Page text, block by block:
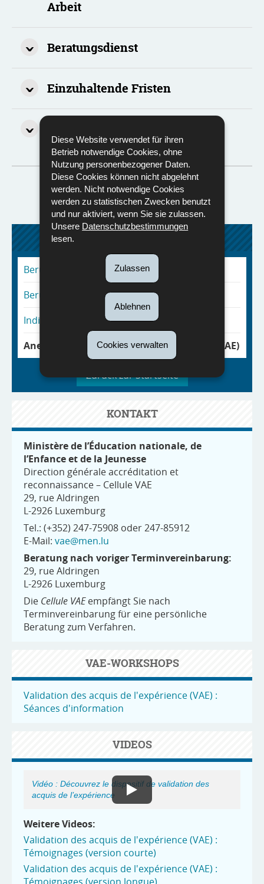
Diese Website verwendet für ihren
Betrieb notwendige Cookies, ohne
Nutzung personenbezogener Daten.
Diese Cookies können nicht abgelehnt
werden. Nicht notwendige Cookies
werden zu statistischen Zwecken benutzt
und nur aktiviert, wenn Sie sie zulassen.
Unsere Datenschutzbestimmungen
lesen.
Zulassen
Ablehnen
Cookies verwalten
Arbeit
Beratungsdienst
Einzuhaltende Fristen
und die Beschlüsse
Alles anzeigen
Berufliche Grund- und Erstausbildung
Berufliche Weiterbildung
Individueller Bildungsurlaub
Anerkennung erworbener Kompetenzen (VAE)
Zurück zur Startseite
KONTAKT
Ministère de l’Éducation nationale, de
l’Enfance et de la Jeunesse
Direction générale accréditation et
reconnaissance – Cellule VAE
29, rue Aldringen
L-2926 Luxemburg
Tel.: (+352) 247-75908 oder 247-85912
E-Mail: vae@men.lu
Beratung nach voriger Terminvereinbarung:
29, rue Aldringen
L-2926 Luxemburg
Die Cellule VAEempfängt Sie nach
Terminvereinbarung für eine persönliche
Beratung zum Verfahren.
VAE-WORKSHOPS
Validation des acquis de l'expérience (VAE) :
Séances d'information
VIDEOS
Vidéo : Découvrez le dispositif de validation des
acquis de l’expérience
Weitere Videos:
Validation des acquis de l'expérience (VAE) :
Témoignages (version courte)
Validation des acquis de l'expérience (VAE) :
Témoignages (version longue)